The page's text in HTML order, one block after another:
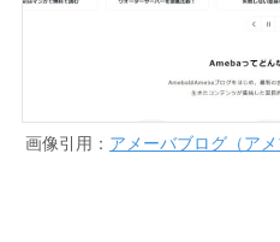
画像引用： アメーバブログ（ア